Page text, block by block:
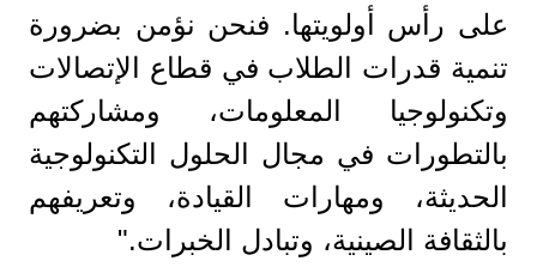
على رأس أولويتها. فنحن نؤمن بضرورة
تنمية قدرات الطلاب في قطاع الإتصالات
وتكنولوجيا المعلومات، ومشاركتهم
بالتطورات في مجال الحلول التكنولوجية
الحديثة، ومهارات القيادة، وتعريفهم
بالثقافة الصينية، وتبادل الخبرات."